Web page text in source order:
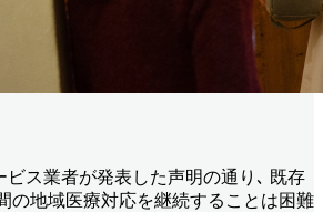
ビス業者が発表した声明の通り､ 既存
の地域医療対応を継続することは困難